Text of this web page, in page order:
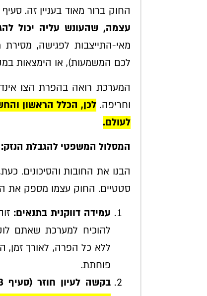
החוק ברור מאוד בעניין זה. סעיף 22 קובע כי
עצמה, שהעונש עליה יכול
מאי-התייצבות לפגישה,
לכם המשמעות), או הימצאות
המערכת רואה בהפרת הצו
וחריפה.לכן, הכלל הראשון
לעולם.
המסלול המשפטי להגבלת
הבנו את החובות והסיכונים.
סטטיים. החוק עצמו מספק את
עמידה דווקנית בתנאים:
להוכיח למערכת שאתם
ללא כל הפרה, לאורך זמן,
פוחתת.
בקשה לעיון חוזר (סעיף 23):